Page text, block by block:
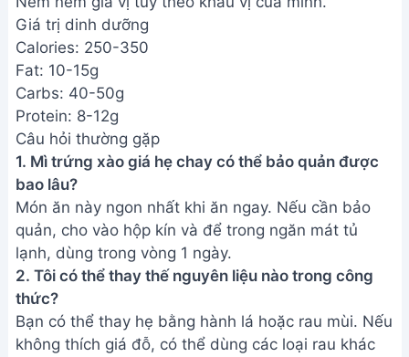
Giá trị dinh dưỡng
Calories: 250-350
Fat: 10-15g
Carbs: 40-50g
Protein: 8-12g
Câu hỏi thường gặp
1. Mì trứng xào giá hẹ chay có thể bảo quản được
bao lâu?
Món ăn này ngon nhất khi ăn ngay. Nếu cần bảo
quản, cho vào hộp kín và để trong ngăn mát tủ
lạnh, dùng trong vòng 1 ngày.
2. Tôi có thể thay thế nguyên liệu nào trong công
thức?
Bạn có thể thay hẹ bằng hành lá hoặc rau mùi. Nếu
không thích giá đỗ, có thể dùng các loại rau khác